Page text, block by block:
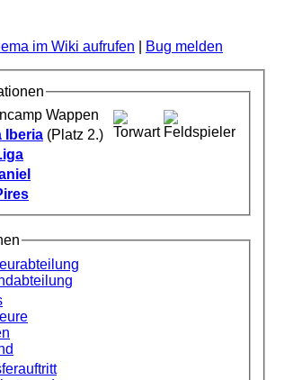
im Wiki aufrufen
Bug melden
Iberia (Platz 2.)